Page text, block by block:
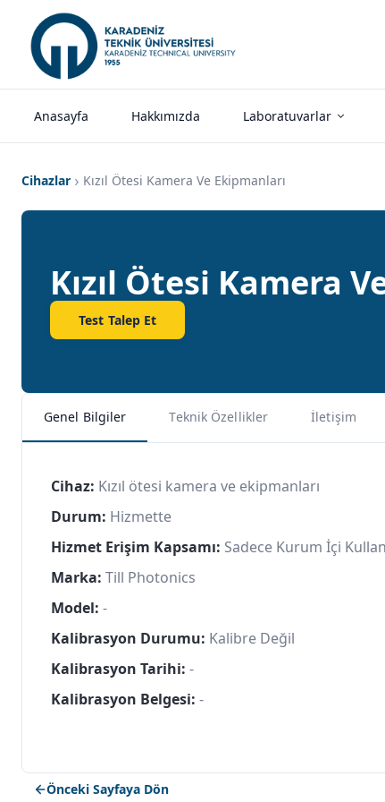
Anasayfa Hakkımızda Laboratuvarlar
Cihazlar Kızıl Ötesi Kamera Ve Ekipmanları
Kızıl Ötesi Kamera
Test Talep Et
Genel Bilgiler Teknik Özellikler İletişim
Cihaz: Kızıl ötesi kamera ve ekipmanları
Durum: Hizmette
Hizmet Erişim Kapsamı: Sadece Kurum İçi
Marka: Till Photonics
Model: -
Kalibrasyon Durumu: Kalibre Değil
Kalibrasyon Tarihi: -
Kalibrasyon Belgesi: -
Önceki Sayfaya Dön